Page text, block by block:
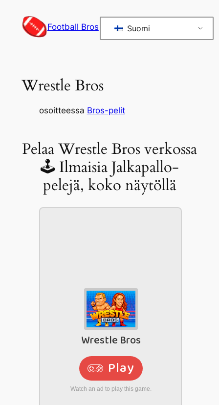
sisältöön
Football Bros Suomi
Wrestle Bros
osoitteessa Bros-pelit
Pelaa Wrestle Bros verkossa
🕹 Ilmaisia Jalkapallo-
pelejä, koko näytöllä